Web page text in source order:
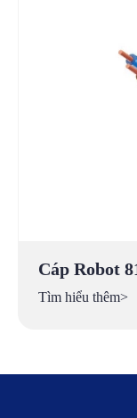
Cáp Robot
Tìm hiểu thêm>